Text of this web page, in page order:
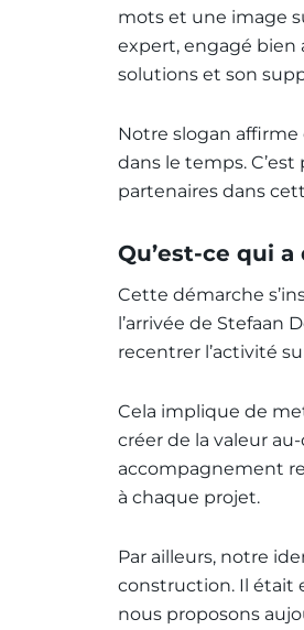
mots et une image
expert, engagé bien
solutions et son
Notre slogan affirme
dans le temps.
partenaires dans
Qu’est-ce qui
Cette démarche
l’arrivée de Stefaan
recentrer l’activité
Cela implique de
créer de la valeur
accompagnement
à chaque projet.
Par ailleurs, notre
construction. Il était
nous proposons